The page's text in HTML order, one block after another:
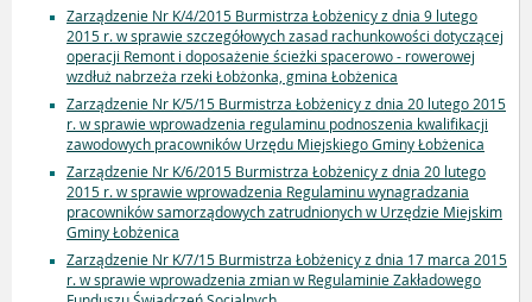
Zarządzenie Nr K/4/2015 Burmistrza Łobżenicy z dnia 9 lutego
2015 r. w sprawie szczegółowych zasad rachunkowości dotyczącej
operacji Remont i doposażenie ścieżki spacerowo - rowerowej
wzdłuż nabrzeża rzeki Łobżonka, gmina Łobżenica
Zarządzenie Nr K/5/15 Burmistrza Łobżenicy z dnia 20 lutego 2015
r. w sprawie wprowadzenia regulaminu podnoszenia kwalifikacji
zawodowych pracowników Urzędu Miejskiego Gminy Łobżenica
Zarządzenie Nr K/6/2015 Burmistrza Łobżenicy z dnia 20 lutego
2015 r. w sprawie wprowadzenia Regulaminu wynagradzania
pracowników samorządowych zatrudnionych w Urzędzie Miejskim
Gminy Łobżenica
Zarządzenie Nr K/7/15 Burmistrza Łobżenicy z dnia 17 marca 2015
r. w sprawie wprowadzenia zmian w Regulaminie Zakładowego